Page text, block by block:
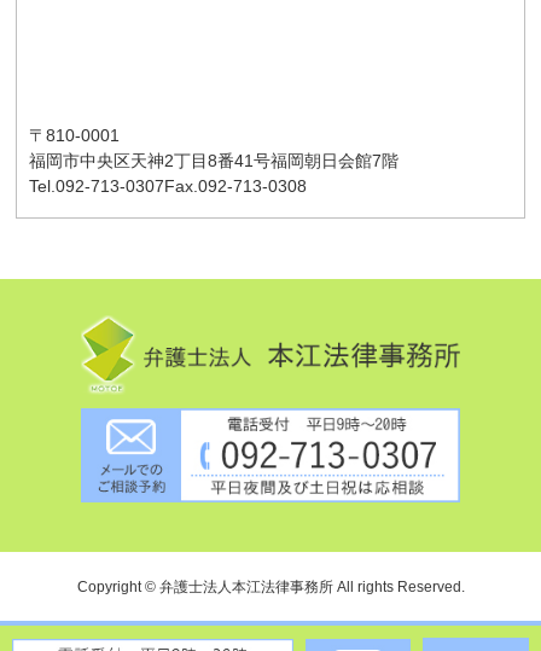
〒810-0001
福岡市中央区天神2丁目8番41号福岡朝日会館7階
Tel.092-713-0307Fax.092-713-0308
Copyright © 弁護士法人本江法律事務所 All rights Reserved.